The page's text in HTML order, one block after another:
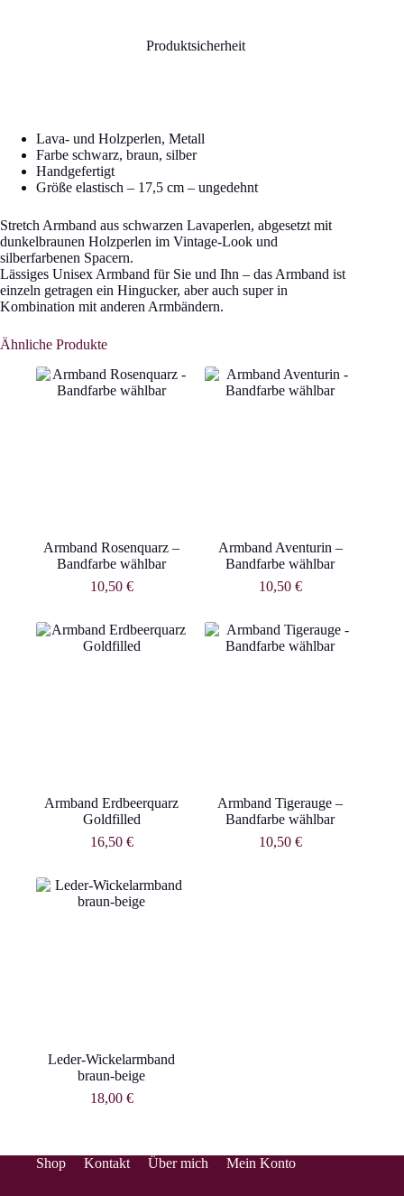
Produktsicherheit
Lava- und Holzperlen, Metall
Farbe schwarz, braun, silber
Handgefertigt
Größe elastisch – 17,5 cm – ungedehnt
Stretch Armband aus schwarzen Lavaperlen, abgesetzt mit
dunkelbraunen Holzperlen im Vintage-Look und
silberfarbenen Spacern.
Lässiges Unisex Armband für Sie und Ihn – das Armband ist
einzeln getragen ein Hingucker, aber auch super in
Kombination mit anderen Armbändern.
Ähnliche Produkte
Armband Rosenquarz –
Bandfarbe wählbar
10,50 €
Armband Aventurin –
Bandfarbe wählbar
10,50 €
Armband Erdbeerquarz
Goldfilled
16,50 €
Armband Tigerauge –
Bandfarbe wählbar
10,50 €
Leder-Wickelarmband
braun-beige
18,00 €
Shop Kontakt Über mich Mein Konto